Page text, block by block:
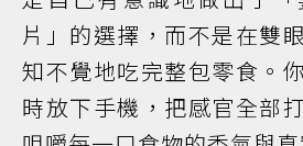
片」的選擇，而不是在雙
知不覺地吃完整包零食。
時放下手機，把感官全部